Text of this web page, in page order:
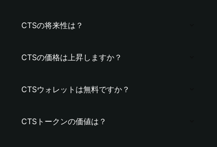
CTSの将来性は？
CTSの価格は上昇しますか？
CTSウォレットは無料ですか？
CTSトークンの価値は？